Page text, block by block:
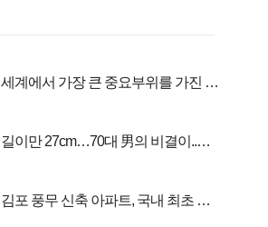
세계에서 가장 큰 중요부위를 가진 남
길이만 27cm…70대 男의 비결이..충
김포 풍무 신축 아파트, 국내 최초 반